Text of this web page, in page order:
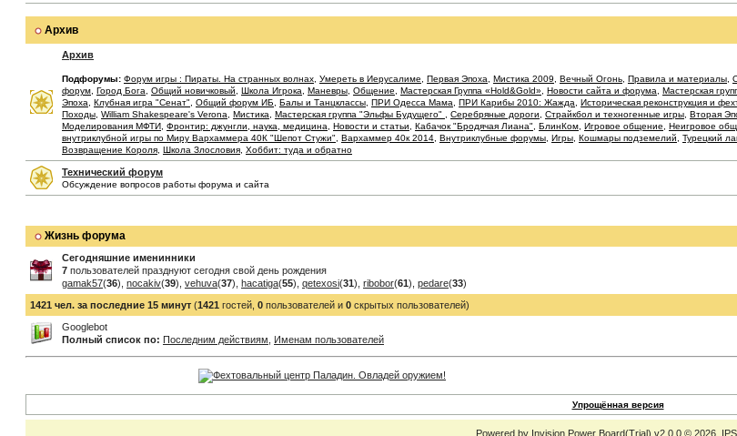
Архив
Архив
Подфорумы: Форум игры : Пираты. На странных волнах Умереть в Иерусалиме Первая Эпоха Мистика 2009 Вечный Огонь Правила и материалы
форум Город Бога Общий новичковый Школа Игрока Маневры Общение Мастерская Группа «Hold&Gold» Новости сайта и форума Мастерская
Эпоха
Клубная игра "Сенат" Общий форум ИБ Балы и Танцклассы ПРИ Одесса Мама ПРИ Карибы 2010: Жажда Историческая реконструкция и
Походы William Shakespeare's Verona Мистика Мастерская группа "Эльфы Будущего" Серебряные дороги Страйкбол и техногенные игры Вторая
Моделирования МФТИ Фронтир: джунгли, наука, медицина Новости и статьи Кабачок "Бродячая Лиана" БлинКом Игровое общение Неигровое
внутриклубной игры по Миру Вархаммера 40К "Шепот Стужи" Вархаммер 40к 2014 Внутриклубные форумы Игры Кошмары подземелий Турецкий
Возвращение Короля Школа Злословия Хоббит: туда и обратно
Технический форум
Обсуждение вопросов работы форума и сайта
Жизнь форума
Сегодняшние именинники
7 пользователей празднуют сегодня свой день рождения
gamak57(36), nocakiv(39), vehuva(37), hacatiga(55), qetexosi(31), ribobor(61), pedare(33)
1421 чел. за последние 15 минут (1421 гостей, 0 пользователей и 0 скрытых пользователей)
Googlebot
Полный список по: Последним действиям Именам пользователей
Упрощённая версия
Powered by Invision Power Board(Trial) v2.0.0 © 2026